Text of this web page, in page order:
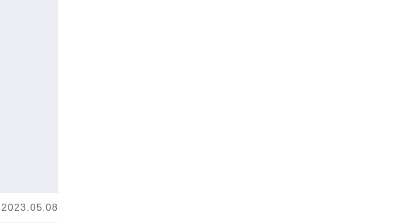
2023.05.08